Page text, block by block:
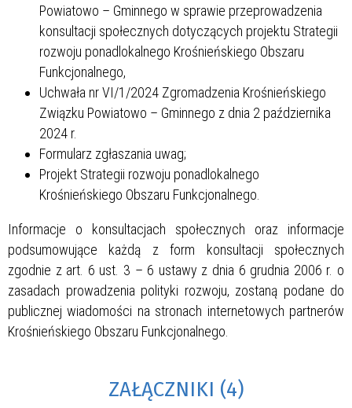
Powiatowo – Gminnego w sprawie przeprowadzenia
konsultacji społecznych dotyczących projektu Strategii
rozwoju ponadlokalnego Krośnieńskiego Obszaru
Funkcjonalnego,
Uchwała nr VI/1/2024 Zgromadzenia Krośnieńskiego
Związku Powiatowo – Gminnego z dnia 2 października
2024 r.
Formularz zgłaszania uwag;
Projekt Strategii rozwoju ponadlokalnego
Krośnieńskiego Obszaru Funkcjonalnego.
Informacje o konsultacjach społecznych oraz informacje
podsumowujące każdą z form konsultacji społecznych
zgodnie z art. 6 ust. 3 – 6 ustawy z dnia 6 grudnia 2006 r. o
zasadach prowadzenia polityki rozwoju, zostaną podane do
publicznej wiadomości na stronach internetowych partnerów
Krośnieńskiego Obszaru Funkcjonalnego.
ZAŁĄCZNIKI (4)